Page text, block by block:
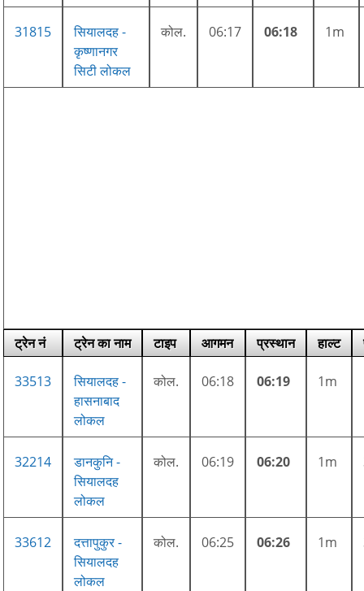
31815
सियालदह -
कृष्णानगर
सिटी लोकल
कोल. 06:17 06:18 1m
ट्रेन नं ट्रेन का नाम टाइप आगमन प्रस्थान हाल्ट
33513
सियालदह -
हासनाबाद
लोकल
कोल. 06:18 06:19 1m
32214
डानकुनि -
सियालदह
लोकल
कोल. 06:19 06:20 1m
33612
दत्तापुकुर -
सियालदह
लोकल
कोल. 06:25 06:26 1m